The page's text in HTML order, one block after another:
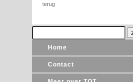
terug
Home
Contact